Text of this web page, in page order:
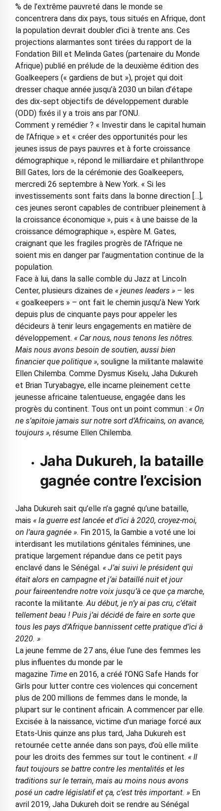
% de l’extrême pauvreté dans le monde se
concentrera dans dix pays, tous situés en Afrique, dont
la population devrait doubler d’ici à trente ans. Ces
projections alarmantes sont tirées du rapport de la
Fondation Bill et Melinda Gates (partenaire du Monde
Afrique) publié en prélude de la deuxième édition des
Goalkeepers (« gardiens de but »), projet qui doit
dresser chaque année jusqu’à 2030 un bilan d’étape
des dix-sept objectifs de développement durable
(ODD) fixés il y a trois ans par l’ONU.
Comment y remédier ? « Investir dans le capital humain
de l’Afrique » et « créer des opportunités pour les
jeunes issus de pays pauvres et à forte croissance
démographique », répond le milliardaire et philanthrope
Bill Gates, lors de la cérémonie des Goalkeepers,
mercredi 26 septembre à New York. « Si les
investissements sont faits dans la bonne direction […],
ces jeunes seront capables de contribuer pleinement à
la croissance économique », puis « à une baisse de la
croissance démographique », espère M. Gates,
craignant que les fragiles progrès de l’Afrique ne
soient mis en danger par l’augmentation continue de la
population.
Face à lui, dans la salle comble du Jazz at Lincoln
Center, plusieurs dizaines de « jeunes leaders »– les
« goalkeepers » – ont fait le chemin jusqu’à New York
depuis plus de cinquante pays pour appeler les
décideurs à tenir leurs engagements en matière de
développement. « Car nous, nous tenons les nôtres.
Mais nous avons besoin de soutien, aussi bien
financier que politique », souligne la militante malawite
Ellen Chilemba. Comme Dysmus Kiselu, Jaha Dukureh
et Brian Turyabagye, elle incarne pleinement cette
jeunesse africaine talentueuse, engagée dans les
progrès du continent. Tous ont un point commun : « On
ne s’apitoie jamais sur notre sort d’Africains, on avance,
toujours », résume Ellen Chilemba.
Jaha Dukureh, la bataille
gagnée contre l’excision
Jaha Dukureh sait qu’elle n’a gagné qu’une bataille,
mais « la guerre est lancée et d’ici à 2020, croyez-moi,
on l’aura gagnée ». Fin 2015, la Gambie a voté une loi
interdisant les mutilations génitales féminines, une
pratique largement répandue dans ce petit pays
enclavé dans le Sénégal. « J’ai suivi le président qui
était alors en campagne et j’ai bataillé nuit et jour
pour faireentendre notre voix jusqu’à ce que ça marche,
raconte la militante. Au début, je n’y ai pas cru, c’était
tellement beau ! Puis j’ai décidé de faire en sorte que
tous les pays d’Afrique bannissent cette pratique d’ici à
2020. »
La jeune femme de 27 ans, élue l’une des femmes les
plus influentes du monde par le
magazine Timeen 2016, a créé l’ONG Safe Hands for
Girls pour lutter contre ces violences qui concernent
plus de 200 millions de femmes dans le monde, la
plupart sur le continent africain. A commencer par elle.
Excisée à la naissance, victime d’un mariage forcé aux
Etats-Unis quinze ans plus tard, Jaha Dukureh est
retournée cette année dans son pays, d’où elle milite
pour les droits des femmes sur tout le continent. « Il
faut toujours se battre contre les mentalités et les
traditions sur le terrain, mais au moins nous avons
posé un cadre législatif et ça, c’est très important. »En
avril 2019, Jaha Dukureh doit se rendre au Sénégal